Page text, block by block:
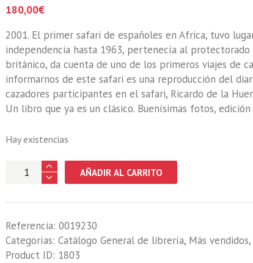
180,00€
2001. El primer safari de españoles en Africa, tuvo
independencia hasta 1963, pertenecía al
británico, da cuenta de uno de los primeros viajes de
informarnos de este safari es una reproducción del
cazadores participantes en el safari, Ricardo de la
Un libro que ya es un clásico. Buenísimas fotos,
Hay existencias
BRITISH
1908
(PRIMER
SAFARI
AÑADIR AL CARRITO
Referencia: 0019230
Categorías: Catálogo General de librería, Más vendidos,
Product ID: 1803